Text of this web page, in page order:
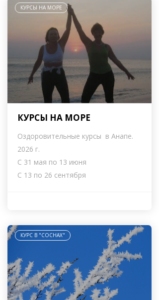
КУРСЫ НА МОРЕ
КУРСЫ НА МОРЕ
Оздоровительные курсы в Анапе.
2026 г.
С 31 мая по 13 июня
С 13 по 26 сентября
КУРС В "СОСНАХ"